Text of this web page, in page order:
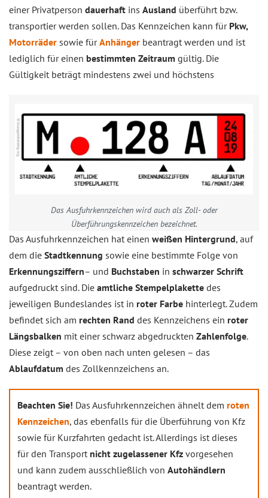
einer Privatperson dauerhaft ins Ausland überführt bzw.
transportier werden sollen. Das Kennzeichen kann für Pkw,
Motorräder sowie fürAnhänger beantragt werden und ist
lediglich für einen bestimmten Zeitraum gültig. Die
Gültigkeit beträgt mindestens zwei und höchstens
Das Ausfuhrkennzeichen wird auch als Zoll- oder
Überführungskennzeichen bezeichnet.
Das Ausfuhrkennzeichen hat einen weißen Hintergrund, auf
dem die Stadtkennung sowie eine bestimmte Folge von
Erkennungsziffern– und Buchstaben in schwarzer Schrift
aufgedruckt sind. Die amtliche Stempelplakette des
jeweiligen Bundeslandes ist in roter Farbe hinterlegt. Zudem
befindet sich am rechten Rand des Kennzeichens ein roter
Längsbalken mit einer schwarz abgedruckten Zahlenfolge.
Diese zeigt – von oben nach unten gelesen – das
Ablaufdatum des Zollkennzeichens an.
Beachten Sie! Das Ausfuhrkennzeichen ähnelt dem roten
Kennzeichen, das ebenfalls für die Überführung von Kfz
sowie für Kurzfahrten gedacht ist. Allerdings ist dieses
für den Transport nicht zugelassener Kfz vorgesehen
und kann zudem ausschließlich von Autohändlern
beantragt werden.